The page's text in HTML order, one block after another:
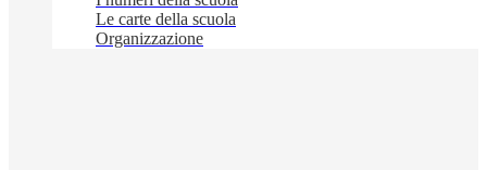
Le carte della scuola
Organizzazione